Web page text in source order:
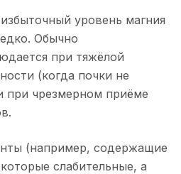
уровень магния
Обычно
при тяжёлой
(когда почки не
при чрезмерном приёме
(например, содержащие
слабительные, а